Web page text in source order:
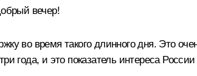
вечер!
во время такого длинного дня. Это
года, и это показатель интереса